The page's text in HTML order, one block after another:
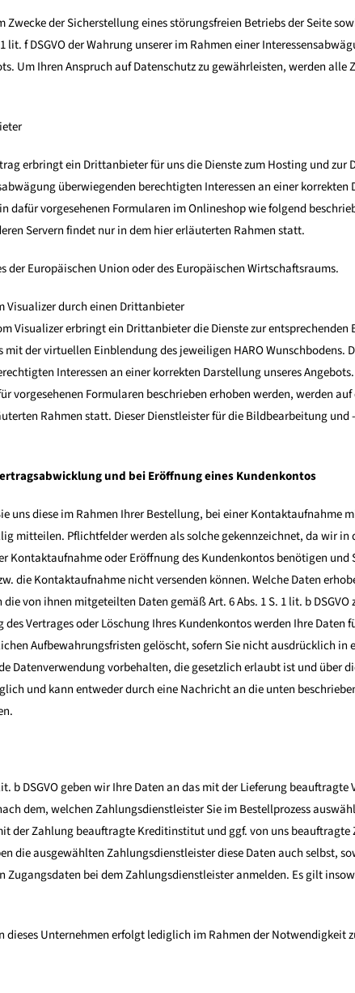
der Sicherstellung eines störungsfreien Betriebs der Seite
lit. f DSGVO der Wahrung unserer im Rahmen einer
Um Ihren Anspruch auf Datenschutz zu gewährleisten, werden alle
erbringt ein Drittanbieter für uns die Dienste zum Hosting und zur
überwiegenden berechtigten Interessen an einer korrekten
dafür vorgesehenen Formularen im Onlineshop wie folgend
Servern findet nur in dem hier erläuterten Rahmen statt.
der Europäischen Union oder des Europäischen Wirtschaftsraums.
Visualizer durch einen Drittanbieter
Visualizer erbringt ein Drittanbieter die Dienste zur
der virtuellen Einblendung des jeweiligen HARO Wunschbodens.
Interessen an einer korrekten Darstellung unseres
vorgesehenen Formularen beschrieben erhoben werden, werden
Rahmen statt. Dieser Dienstleister für die Bildbearbeitung
und bei Eröffnung eines Kundenkontos
uns diese im Rahmen Ihrer Bestellung, bei einer Kontaktaufnahme
mitteilen. Pflichtfelder werden als solche gekennzeichnet, da wir in
Kontaktaufnahme oder Eröffnung des Kundenkontos benötigen und
die Kontaktaufnahme nicht versenden können. Welche Daten
von ihnen mitgeteilten Daten gemäß Art. 6 Abs. 1 S. 1 lit. b
Vertrages oder Löschung Ihres Kundenkontos werden Ihre
Aufbewahrungsfristen gelöscht, sofern Sie nicht ausdrücklich
Datenverwendung vorbehalten, die gesetzlich erlaubt ist und über
und kann entweder durch eine Nachricht an die unten
b DSGVO geben wir Ihre Daten an das mit der Lieferung
dem, welchen Zahlungsdienstleister Sie im Bestellprozess
der Zahlung beauftragte Kreditinstitut und ggf. von uns
die ausgewählten Zahlungsdienstleister diese Daten auch selbst,
Zugangsdaten bei dem Zahlungsdienstleister anmelden. Es gilt
dieses Unternehmen erfolgt lediglich im Rahmen der Notwendigkeit